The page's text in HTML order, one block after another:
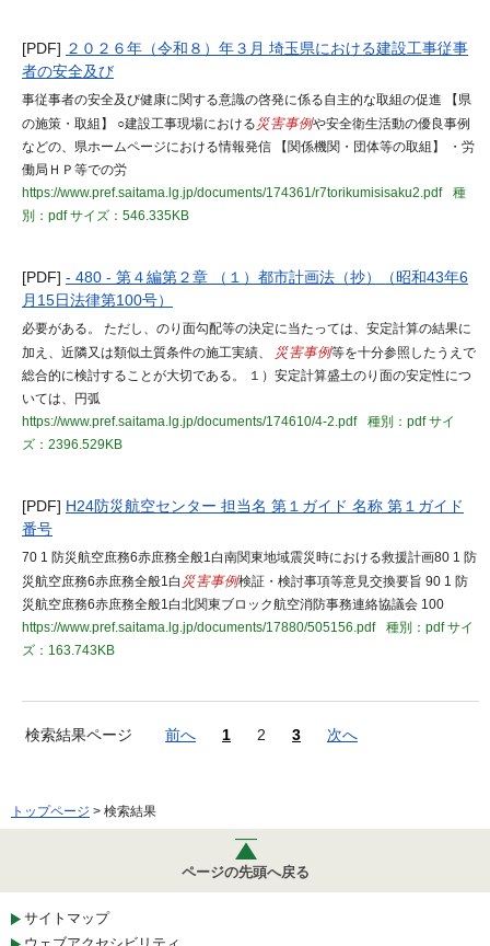
[PDF] ２０２６年（令和８）年３月 埼玉県における建設工事従事
者の安全及び
事従事者の安全及び健康に関する意識の啓発に係る自主的な取組の促進 【県
の施策・取組】 ○建設工事現場における 災害事例や安全衛生活動の優良事例
などの、県ホームページにおける情報発信 【関係機関・団体等の取組】 ・労
働局ＨＰ等での労
https://www.pref.saitama.lg.jp/documents/174361/r7torikumisisaku2.pdf
種
別：pdfサイズ：546.335KB
[PDF] - 480 - 第４編第２章 （１）都市計画法（抄）（昭和43年6
月15日法律第100号）
必要がある。 ただし、のり面勾配等の決定に当たっては、安定計算の結果に
加え、近隣又は類似土質条件の施工実績、
災害事例等を十分参照したうえで
総合的に検討することが大切である。 １）安定計算盛土のり面の安定性につ
いては、円弧
https://www.pref.saitama.lg.jp/documents/174610/4-2.pdf
種別：pdfサイ
ズ：2396.529KB
[PDF] H24防災航空センター 担当名 第１ガイド 名称 第１ガイド
番号
70 1 防災航空庶務6赤庶務全般1白南関東地域震災時における救援計画80 1 防
災航空庶務6赤庶務全般1白 災害事例検証・検討事項等意見交換要旨 90 1 防
災航空庶務6赤庶務全般1白北関東ブロック航空消防事務連絡協議会 100
https://www.pref.saitama.lg.jp/documents/17880/505156.pdf
種別：pdfサイ
ズ：163.743KB
検索結果ページ 前へ 1 2 3 次へ
トップページ > 検索結果
ページの先頭へ戻る
サイトマップ